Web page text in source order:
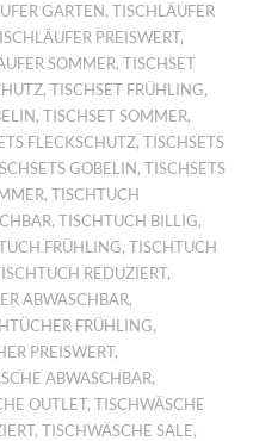
GARTEN ,TISCHLÄUFER
PREISWERT,
SOMMER,TISCHSET
,TISCHSET FRÜHLING,
,TISCHSET SOMMER,
FLECKSCHUTZ,TISCHSETS
GOBELIN,TISCHSETS
,TISCHTUCH
,TISCHTUCH BILLIG,
FRÜHLING,TISCHTUCH
REDUZIERT,
ABWASCHBAR,
FRÜHLING,
PREISWERT,
ABWASCHBAR,
OUTLET,TISCHWÄSCHE
,TISCHWÄSCHE SALE,